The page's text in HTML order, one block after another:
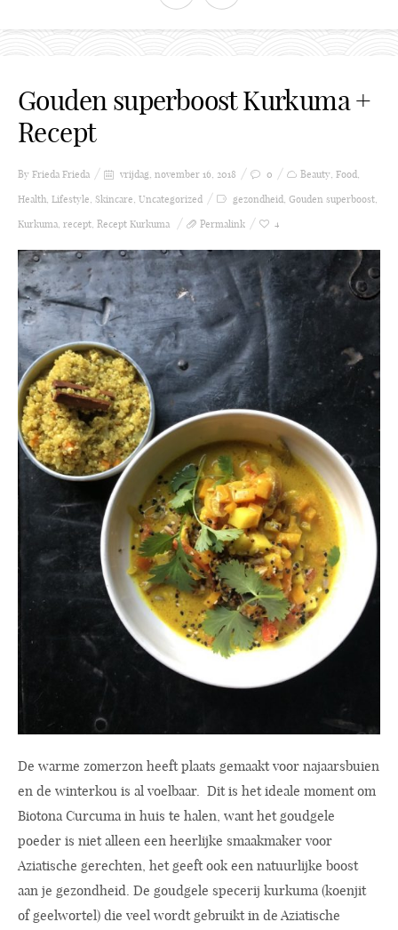
Gouden superboost Kurkuma +
Recept
By Frieda Frieda vrijdag, november 16, 2018 0 Beauty, Food,
Health, Lifestyle, Skincare, Uncategorized gezondheid, Gouden superboost,
Kurkuma, recept, Recept Kurkuma Permalink 4
De warme zomerzon heeft plaats gemaakt voor najaarsbuien
en de winterkou is al voelbaar. Dit is het ideale moment om
Biotona Curcuma in huis te halen, want het goudgele
poeder is niet alleen een heerlijke smaakmaker voor
Aziatische gerechten, het geeft ook een natuurlijke boost
aan je gezondheid. De goudgele specerij kurkuma (koenjit
of geelwortel) die veel wordt gebruikt in de Aziatische